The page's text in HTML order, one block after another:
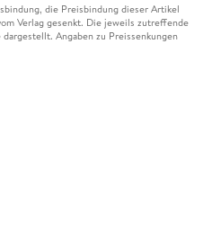
die Preisbindung dieser Artikel
Verlag gesenkt. Die jeweils zutreffende
Angaben zu Preissenkungen